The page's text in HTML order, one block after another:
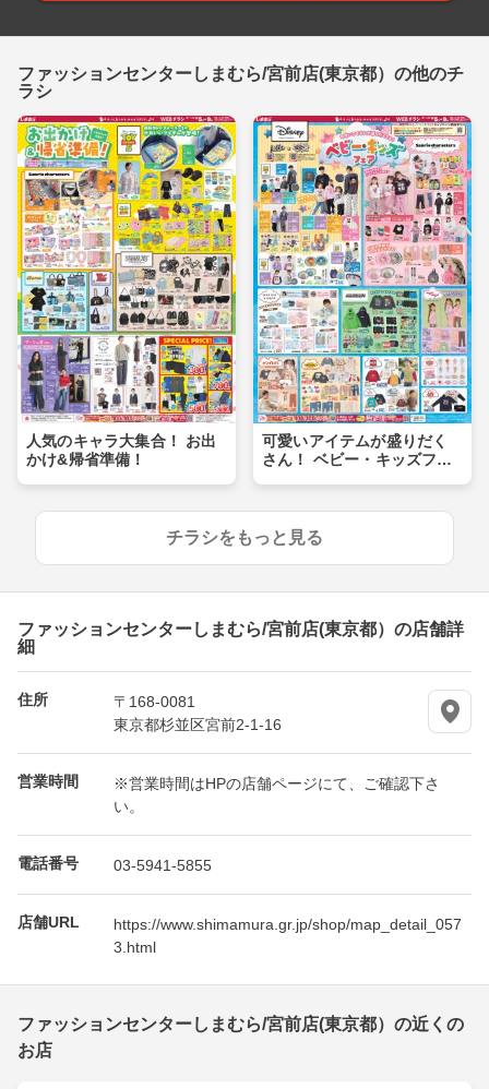
ファッションセンターしまむら/宮前店(東京都）の他のチ
ラシ
人気のキャラ大集合！ お出
かけ&帰省準備！
可愛いアイテムが盛りだく
さん！ ベビー・キッズフェ
チラシをもっと見る
ファッションセンターしまむら/宮前店(東京都）の店舗詳
細
住所
〒168-0081
東京都杉並区宮前2-1-16
営業時間
※営業時間はHPの店舗ページにて、ご確認下さ
い。
電話番号 03-5941-5855
店舗URL
https://www.shimamura.gr.jp/shop/map_detail_057
3.html
ファッションセンターしまむら/宮前店(東京都）の近くの
お店